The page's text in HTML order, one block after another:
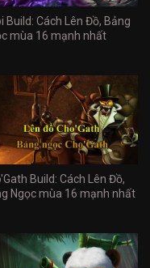
Build: Cách Lên Đồ, Bảng
mùa 16 mạnh nhất
Build: Cách Lên Đồ,
Ngọc mùa 16 mạnh nhất